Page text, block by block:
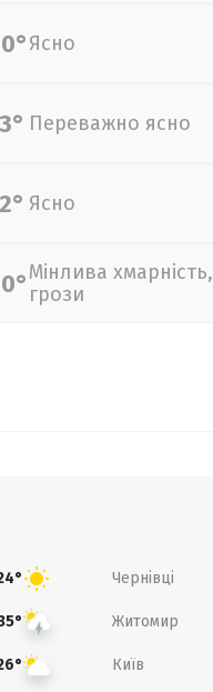
Ясно
Переважно ясно
Ясно
Мінлива хмарність,
грози
Чернівці
Житомир
Київ